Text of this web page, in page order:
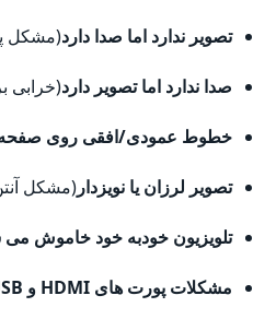
تصویر ندارد اما صدا دارد(مشکل
صدا ندارد اما تصویر دارد(خرابی
خطوط عمودی/افقی روی
تصویر لرزان یا نویزدار(مشکل
تلویزیون خودبه خود خاموش
مشکلات پورت های HDMI و USB